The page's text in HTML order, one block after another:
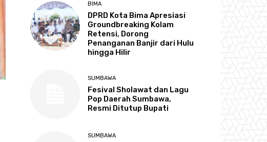
BIMA
DPRD Kota Bima Apresiasi
Groundbreaking Kolam
Retensi, Dorong
Penanganan Banjir dari Hulu
hingga Hilir
SUMBAWA
Fesival Sholawat dan Lagu
Pop Daerah Sumbawa,
Resmi Ditutup Bupati
SUMBAWA